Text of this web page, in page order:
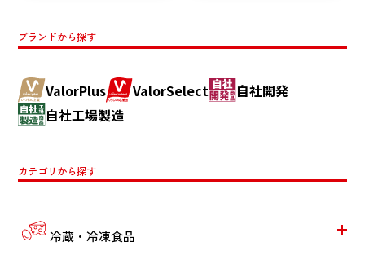
ブランドから探す
ValorPlus ValorSelect
自社開発
自社工場製造
カテゴリから探す
冷蔵・冷凍食品